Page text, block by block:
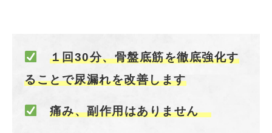
１回30分、骨盤底筋を徹底強化す
ることで尿漏れを改善します
痛み、副作用はありません